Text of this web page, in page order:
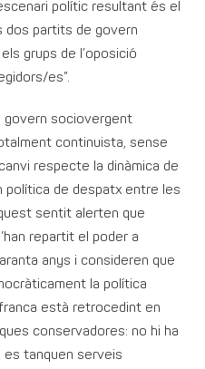
polític resultant és el
dos partits de govern
grups de l’oposició
es”.
govern sociovergent
continuista, sense
respecte la dinàmica de
política de despatx entre les
sentit alerten que
repartit el poder a
anys i consideren que
la política
està retrocedint en
conservadores: no hi ha
es tanquen serveis